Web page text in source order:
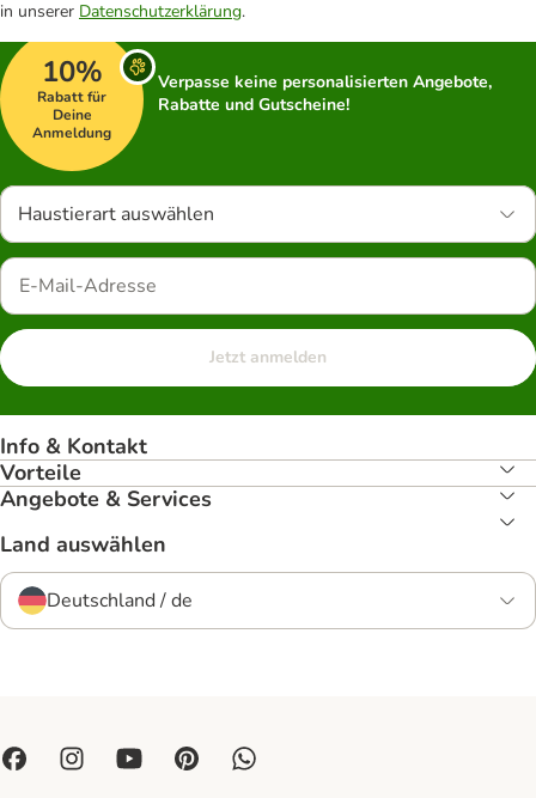
in unserer Datenschutzerklärung.
10%
Rabatt für
Deine
Anmeldung
Verpasse keine personalisierten Angebote,
Rabatte und Gutscheine!
Haustierart auswählen
Jetzt anmelden
Info & Kontakt
Vorteile
Angebote & Services
Land auswählen
Deutschland / de